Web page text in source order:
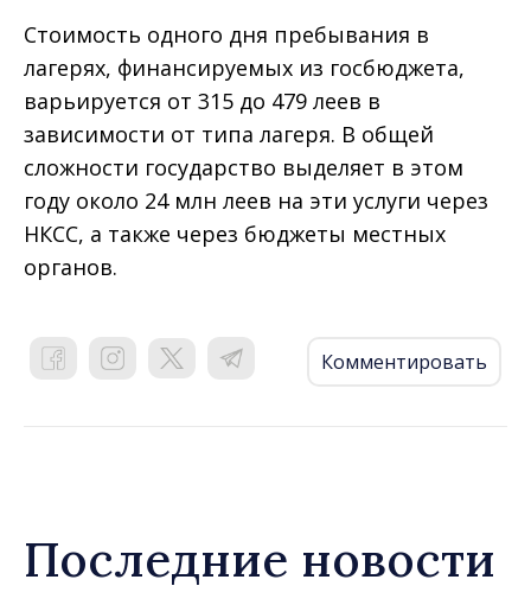
Стоимость одного дня пребывания в
лагерях, финансируемых из госбюджета,
варьируется от 315 до 479 леев в
зависимости от типа лагеря. В общей
сложности государство выделяет в этом
году около 24 млн леев на эти услуги через
НКСС, а также через бюджеты местных
органов.
Комментировать
Последние новости